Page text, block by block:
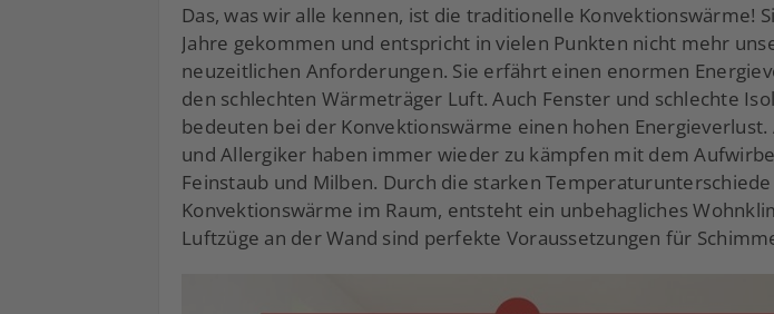
Das, was wir alle kennen, ist die traditionelle Konvektionswärme!
Jahre gekommen und entspricht in vielen Punkten nicht mehr
neuzeitlichen Anforderungen. Sie erfährt einen enormen
den schlechten Wärmeträger Luft. Auch Fenster und schlechte
bedeuten bei der Konvektionswärme einen hohen
und Allergiker haben immer wieder zu kämpfen mit dem
Feinstaub und Milben. Durch die starken Temperaturunterschiede
Konvektionswärme im Raum, entsteht ein unbehagliches
Luftzüge an der Wand sind perfekte Voraussetzungen für